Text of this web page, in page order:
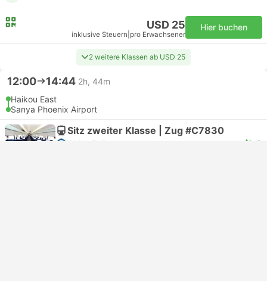
USD 25
inklusive Steuern pro Erwachsener
Hier buchen
2 weitere Klassen ab USD 25
12:00 14:44 2h, 44m
Haikou East
Sanya Phoenix Airport
Sitz zweiter Klasse | Zug #C7830
China Railway 4.6